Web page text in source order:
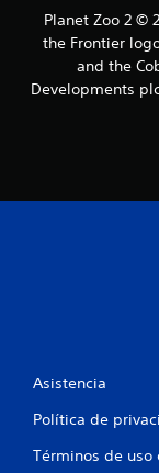
Planet Zoo 2 ©
the Frontier
and the
Developments
Asistencia
Política de
Términos de